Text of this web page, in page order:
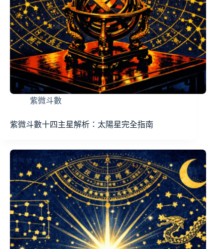
紫微斗數
紫微斗數十四主星解析：太陽星完全指南